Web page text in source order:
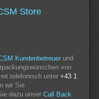
Store
Kundenbetreuerund
von
telefonisch unter +43 1
wir Sie
dazu unser Call Back